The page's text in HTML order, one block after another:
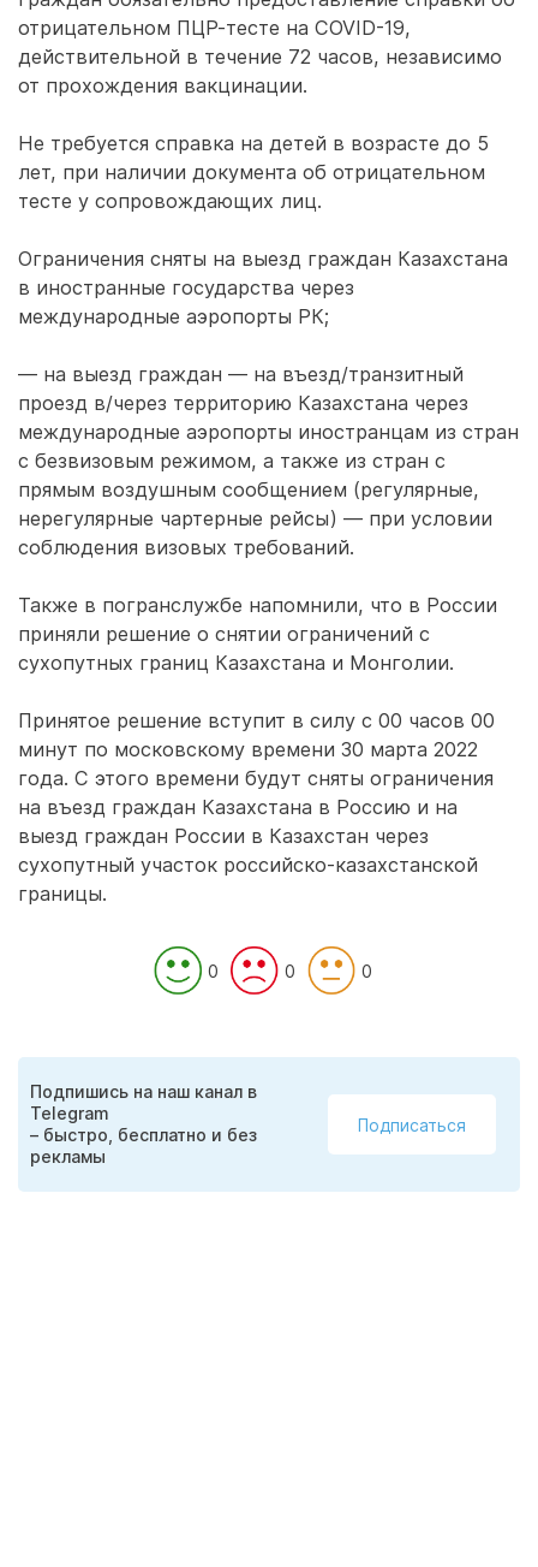
отрицательном ПЦР-тесте на COVID-19,
действительной в течение 72 часов, независимо
от прохождения вакцинации.
Не требуется справка на детей в возрасте до 5
лет, при наличии документа об отрицательном
тесте у сопровождающих лиц.
Ограничения сняты на выезд граждан Казахстана
в иностранные государства через
международные аэропорты РК;
— на выезд граждан — на въезд/транзитный
проезд в/через территорию Казахстана через
международные аэропорты иностранцам из стран
с безвизовым режимом, а также из стран с
прямым воздушным сообщением (регулярные,
нерегулярные чартерные рейсы) — при условии
соблюдения визовых требований.
Также в погранслужбе напомнили, что в России
приняли решение о снятии ограничений с
сухопутных границ Казахстана и Монголии.
Принятое решение вступит в силу с 00 часов 00
минут по московскому времени 30 марта 2022
года. С этого времени будут сняты ограничения
на въезд граждан Казахстана в Россию и на
выезд граждан России в Казахстан через
сухопутный участок российско-казахстанской
границы.
0 0 0
Подпишись на наш канал в
Telegram
– быстро, бесплатно и без
рекламы
Подписаться